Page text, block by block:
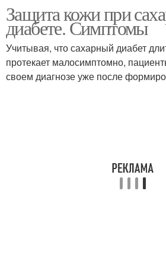
Сахарный диабет
Проявления при
Защита кожи при
диабете. Симптомы
Учитывая, что сахарный диабет
протекает малосимптомно,
своем диагнозе уже после